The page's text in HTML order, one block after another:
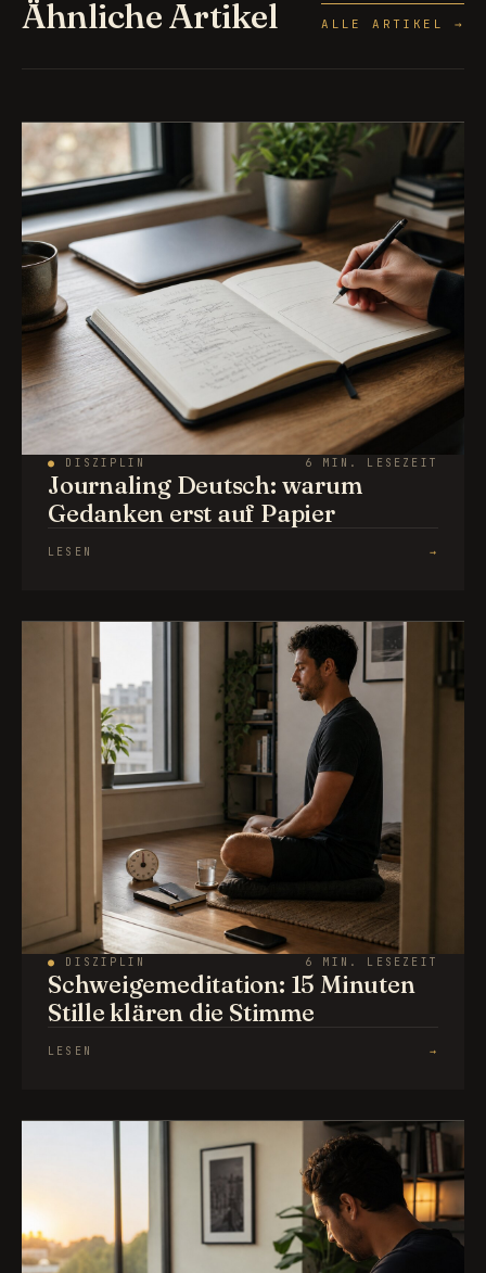
Ähnliche Artikel ALLE ARTIKEL →
● DISZIPLIN 6 MIN. LESEZEIT
Journaling Deutsch: warum
Gedanken erst auf Papier
LESEN →
● DISZIPLIN 6 MIN. LESEZEIT
Schweigemeditation: 15 Minuten
Stille klären die Stimme
LESEN →